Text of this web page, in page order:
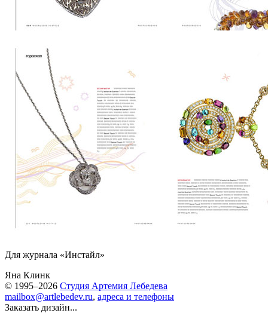
Для журнала «Инстайл»
Яна Клинк
© 1995–2026 Студия Артемия Лебедева
mailbox@artlebedev.ru, адреса и телефоны
Заказать дизайн...